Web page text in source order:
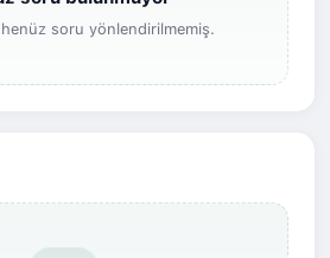
soru yönlendirilmemiş.